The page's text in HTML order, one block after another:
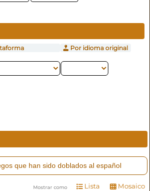
Por idioma original
que han sido doblados al español
Mostrar como Lista Mosaico